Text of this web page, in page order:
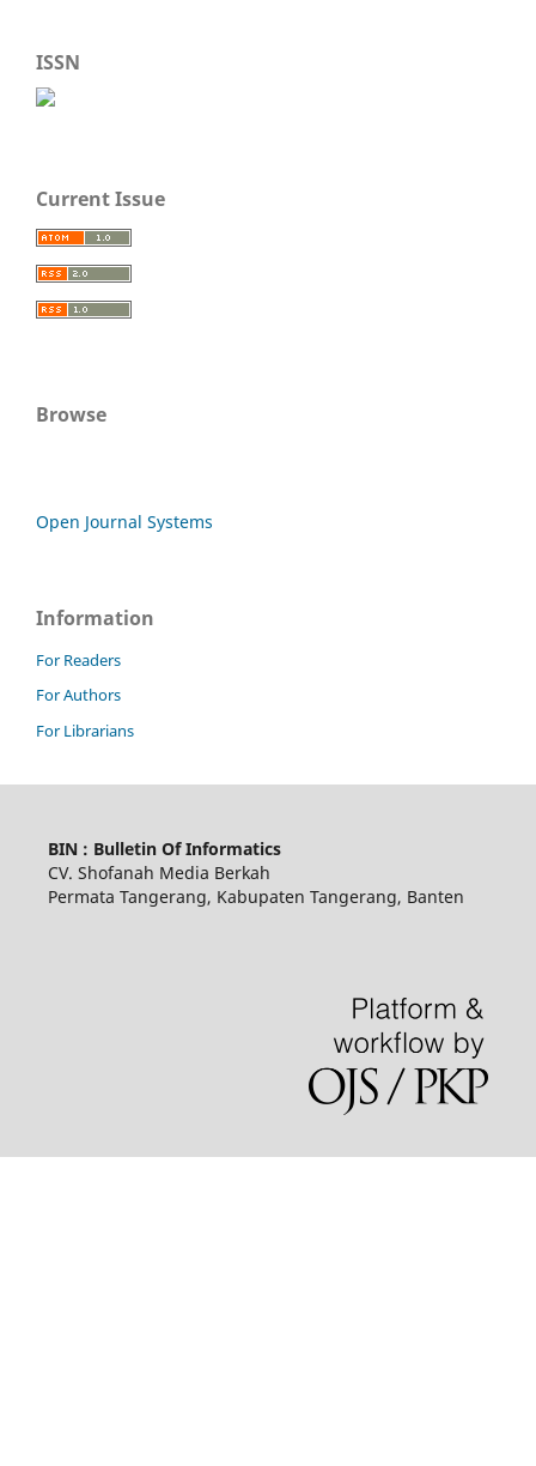
ISSN
Current Issue
Browse
Open Journal Systems
Information
For Readers
For Authors
For Librarians
BIN : Bulletin Of Informatics
CV. Shofanah Media Berkah
Permata Tangerang, Kabupaten Tangerang, Banten